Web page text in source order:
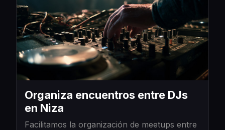
Organiza encuentros entre DJs
en Niza
Facilitamos la organización de meetups entre